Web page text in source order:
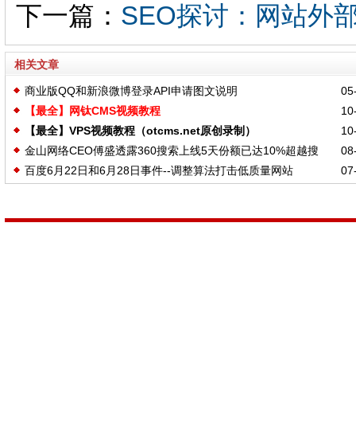
下一篇： SEO探讨：网站外
相关文章
商业版QQ和新浪微博登录API申请图文说明
【最全】网钛CMS视频教程
【最全】VPS视频教程（otcms.net原创录制）
金山网络CEO傅盛透露360搜索上线5天份额已达10%超越搜
狗，成为国内第二大搜索引擎
百度6月22日和6月28日事件--调整算法打击低质量网站